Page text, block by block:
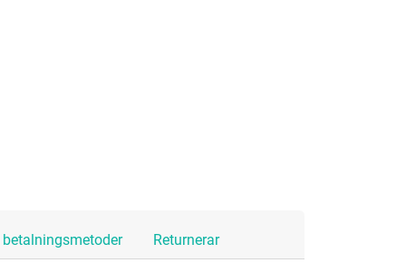
betalningsmetoder Returnerar